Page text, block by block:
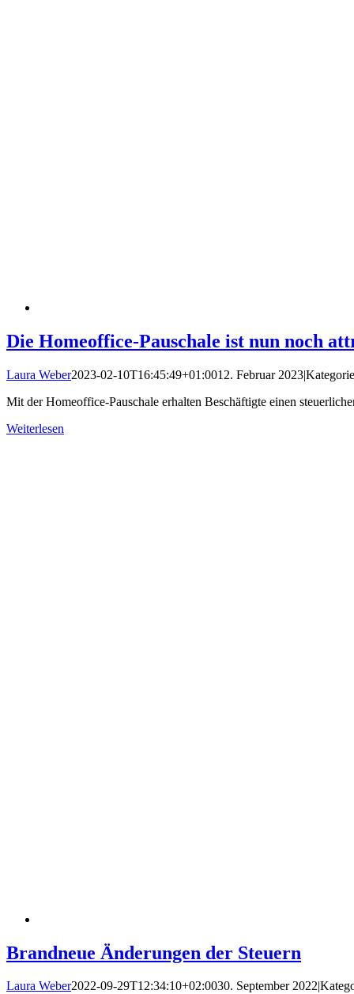
Die Homeoffice-Pauschale ist nun noch
Laura Weber2023-02-10T16:45:49+01:0012. Februar 2023|
Mit der Homeoffice-Pauschale erhalten Beschäftigte einen
Weiterlesen
Brandneue Änderungen der Steuern
Laura Weber2022-09-29T12:34:10+02:0030. September 2022|